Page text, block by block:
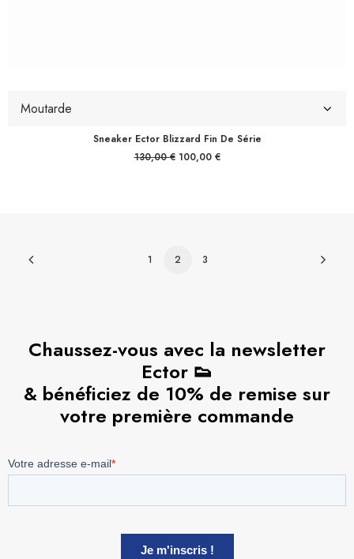
Sneaker Ector Blizzard Fin De Série
130,00€ Le
100,00 €Le
1 2 3
Chaussez-vous avec la newsletter
Ector 👟
& bénéficiez de 10% de remise sur
votre première commande